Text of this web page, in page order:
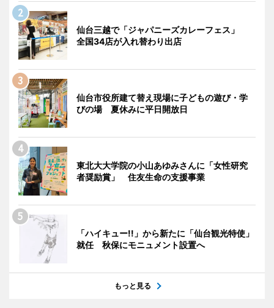
仙台三越で「ジャパニーズカレーフェス」
全国34店が入れ替わり出店
仙台市役所建て替え現場に子どもの遊び・学
びの場 夏休みに平日開放日
東北大大学院の小山あゆみさんに「女性研究
者奨励賞」 住友生命の支援事業
「ハイキュー!!」から新たに「仙台観光特使」
就任 秋保にモニュメント設置へ
もっと見る